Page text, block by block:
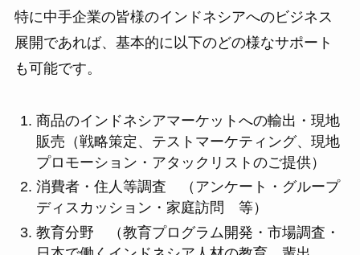
特に中手企業の皆様のインドネシアへのビジネス
展開であれば、基本的に以下のどの様なサポート
も可能です。
商品のインドネシアマーケットへの輸出・現地
販売（戦略策定、テストマーケティング、現地
プロモーション・アタックリストのご提供）
消費者・住人等調査 （アンケート・グループ
ディスカッション・家庭訪問 等）
教育分野 （教育プログラム開発・市場調査・